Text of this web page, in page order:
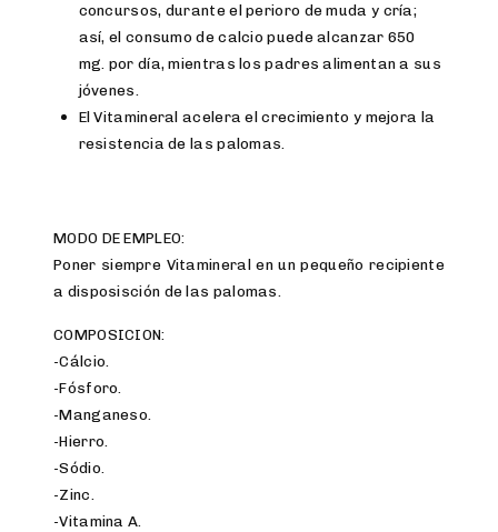
concursos, durante el perioro de muda y cría;
así, el consumo de calcio puede alcanzar 650
mg. por día, mientras los padres alimentan a sus
jóvenes.
El Vitamineral acelera el crecimiento y mejora la
resistencia de las palomas.
MODO DE EMPLEO:
Poner siempre Vitamineral en un pequeño recipiente
a disposisción de las palomas.
COMPOSICION:
-Cálcio.
-Fósforo.
-Manganeso.
-Hierro.
-Sódio.
-Zinc.
-Vitamina A.